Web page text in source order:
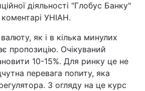
діяльності "Глобус Банку"
УНІАН.
як і в кілька минулих
пропозицію. Очікуваний
10-15%. Для ринку це не
перевага попиту, яка
З огляду на це курс